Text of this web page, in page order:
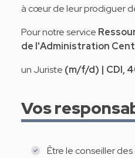
à cœur de leur prodiguer
Pour notre service
de l'Administration
un Juriste (m/f/d) | CDI,
Vos
Être le conseiller